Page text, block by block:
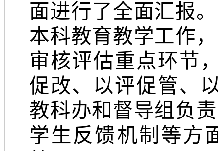
面进行了全面汇报
本科教育教学工作
审核评估重点环节
促改、以评促管、
教科办和督导组负
学生反馈机制等方